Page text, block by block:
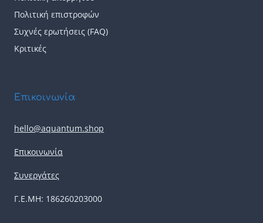
Πολιτική επιστροφών
Συχνές ερωτήσεις (FAQ)
Κριτικές
Επικοινωνία
hello@aquantum.shop
Επικοινωνία
Συνεργάτες
Γ.Ε.ΜΗ: 186260203000